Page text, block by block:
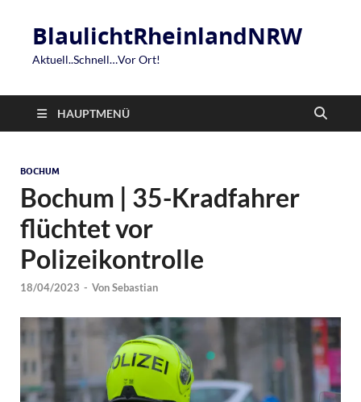
BlaulichtRheinlandNRW
Aktuell..Schnell…Vor Ort!
HAUPTMENÜ
BOCHUM
Bochum | 35-Kradfahrer
flüchtet vor
Polizeikontrolle
18/04/2023 - VonSebastian